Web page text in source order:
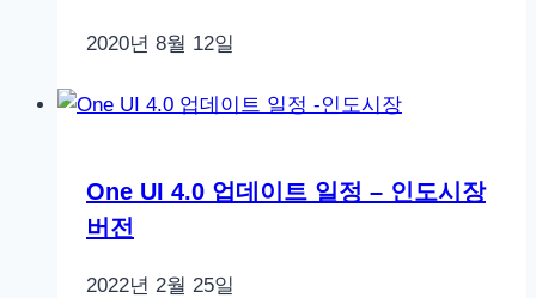
2020년 8월 12일
One UI 4.0 업데이트 일정 – 인도시장
버전
2022년 2월 25일